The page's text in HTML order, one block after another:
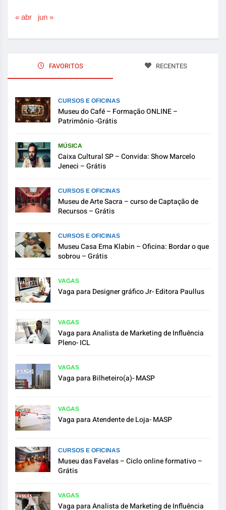
« abr jun »
FAVORITOS RECENTES
CURSOS E OFICINAS
Museu do Café – Formação ONLINE –
Patrimônio -Grátis
MÚSICA
Caixa Cultural SP – Convida: Show Marcelo
Jeneci – Grátis
CURSOS E OFICINAS
Museu de Arte Sacra – curso de Captação de
Recursos – Grátis
CURSOS E OFICINAS
Museu Casa Ema Klabin – Oficina: Bordar o que
sobrou – Grátis
VAGAS
Vaga para Designer gráfico Jr- Editora Paullus
VAGAS
Vaga para Analista de Marketing de Influência
Pleno- ICL
VAGAS
Vaga para Bilheteiro(a)- MASP
VAGAS
Vaga para Atendente de Loja- MASP
CURSOS E OFICINAS
Museu das Favelas – Ciclo online formativo –
Grátis
VAGAS
Vaga para Analista de Marketing de Influência